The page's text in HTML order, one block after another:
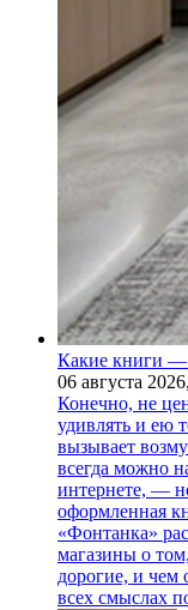
Какие книги —
06 августа 2026,
Конечно, не
удивлять и ею
вызывает
всегда можно
интернете, —
оформленная
«Фонтанка»
магазины о
дорогие, и чем
всех смыслах